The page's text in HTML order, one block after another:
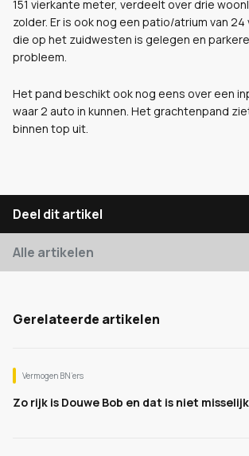
151 vierkante meter, verdeelt over drie
zolder. Er is ook nog een patio/atrium van
die op het zuidwesten is gelegen en
probleem.
Het pand beschikt ook nog eens over een
waar 2 auto in kunnen. Het grachtenpand
binnen top uit.
Deel dit artikel
Alle artikelen
Gerelateerde artikelen
Vermogen BN’ers
Zo rijk is Douwe Bob en dat is niet